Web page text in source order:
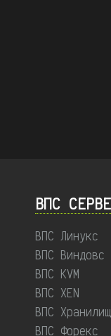
ВПС
ВПС Линукс
ВПС Виндовс
ВПС KVM
ВПС XEN
ВПС
ВПС Форекс